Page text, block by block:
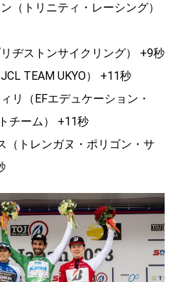
（トリニティ・レーシング）
ヂストンサイクリング） +9秒
TEAM UKYO） +11秒
リ（EFエデュケーション・
チーム） +11秒
（トレンガヌ・ポリゴン・サ